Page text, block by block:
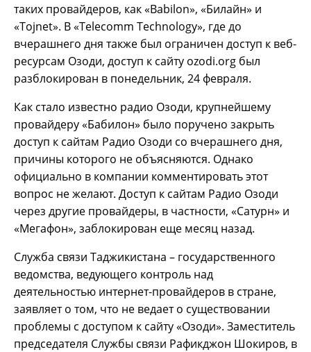
таких провайдеров, как «Babilon», «Билайн» и
«Tojnet». В «Telecomm Technology», где до
вчерашнего дня также был ограничен доступ к веб-
ресурсам Озоди, доступ к сайту ozodi.org был
разблокирован в понедельник, 24 февраля.
Как стало известно радио Озоди, крупнейшему
провайдеру «Бабилон» было поручено закрыть
доступ к сайтам Радио Озоди со вчерашнего дня,
причины которого не объясняются. Однако
официально в компании комментировать этот
вопрос не желают. Доступ к сайтам Радио Озоди
через другие провайдеры, в частности, «Сатурн» и
«Мегафон», заблокирован еще месяц назад.
Служба связи Таджикистана – государственного
ведомства, ведующего контроль над
деятельностью интернет-провайдеров в стране,
заявляет о том, что не ведает о существовании
проблемы с доступом к сайту «Озоди». Заместитель
председателя Службы связи Рафикджон Шокиров, в